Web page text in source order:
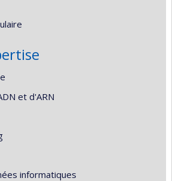
et d'ARN
informatiques